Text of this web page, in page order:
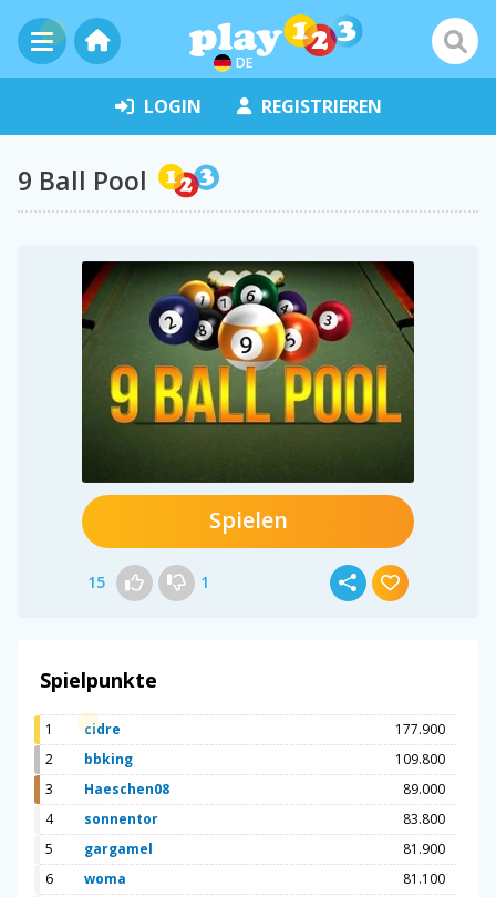
DE
LOGIN REGISTRIEREN
9 Ball Pool
Spielen
15 1
Spielpunkte
1 cidre
177.900
2
bbking
109.800
3
Haeschen08
89.000
4
sonnentor
83.800
5
gargamel
81.900
6
woma
81.100